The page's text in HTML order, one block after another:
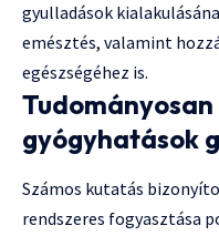
gyulladások
emésztés, valamint
egészségéhez is.
gyógyhatások
Számos kutatás
rendszeres fogyasztása